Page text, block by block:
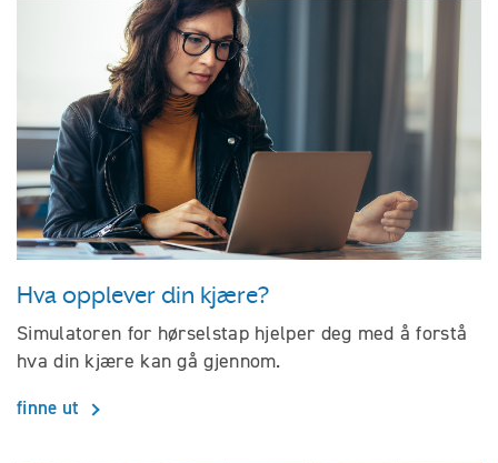
Hva opplever din kjære?
Simulatoren for hørselstap hjelper deg med å forstå
hva din kjære kan gå gjennom.
finne ut